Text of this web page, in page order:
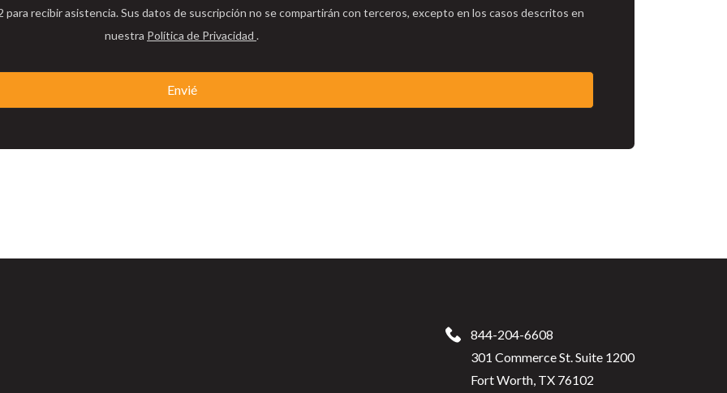
para recibir asistencia. Sus datos de suscripción no se compartirán con terceros, excepto en los casos descritos en
nuestra Política de Privacidad .
Envié
844-204-6608
301 Commerce St. Suite 1200
Fort Worth, TX 76102